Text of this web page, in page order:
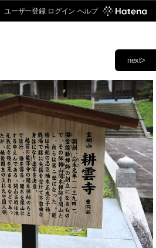
ユーザー登録 ログイン ヘルプ
next>